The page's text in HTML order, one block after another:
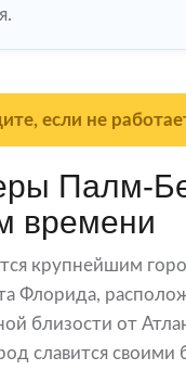
если не
Палм-
времени
крупнейшим
Флорида,
близости от
славится